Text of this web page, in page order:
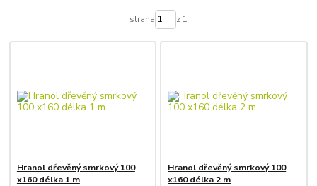
strana z 1
Hranol dřevěný smrkový 100
x160 délka 1 m
Hranol dřevěný smrkový 100
x160 délka 2 m